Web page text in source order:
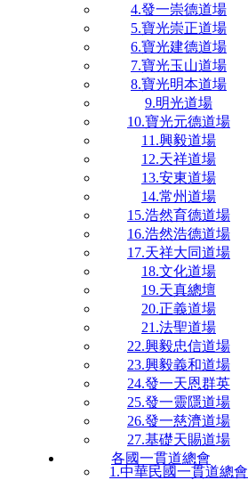
4.發一崇德道場
5.寶光崇正道場
6.寶光建德道場
7.寶光玉山道場
8.寶光明本道場
9.明光道場
10.寶光元德道場
11.興毅道場
12.天祥道場
13.安東道場
14.常州道場
15.浩然育德道場
16.浩然浩德道場
17.天祥大同道場
18.文化道場
19.天真總壇
20.正義道場
21.法聖道場
22.興毅忠信道場
23.興毅義和道場
24.發一天恩群英
25.發一靈隱道場
26.發一慈濟道場
27.基礎天賜道場
各國一貫道總會
1.中華民國一貫道總會